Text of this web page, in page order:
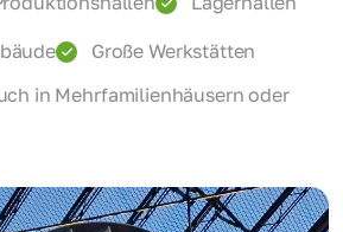
Große Werkstätten
in Mehrfamilienhäusern oder